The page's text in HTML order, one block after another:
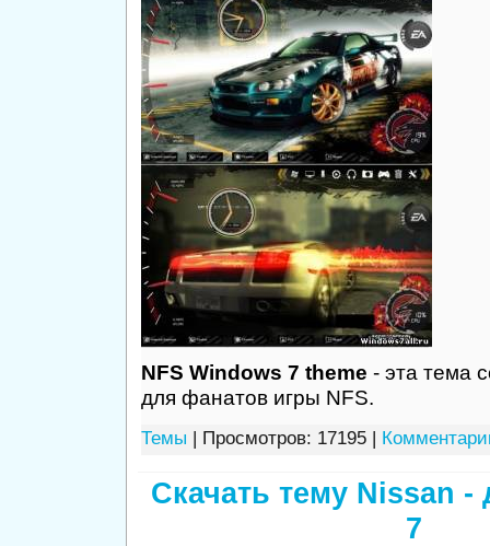
NFS Windows 7 theme - эта тема
для фанатов игры NFS.
Темы | Просмотров: 17195 |
Скачать тему Nissan -
7